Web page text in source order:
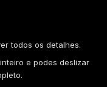
todos os detalhes.
e podes deslizar